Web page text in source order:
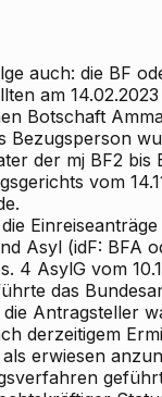
auch: die BF
am
Botschaft
Bezugsperson
der mj BF2
vom
Asyl (idF: BFA
4 AsylG vom
das
Antragsteller
derzeitigem
erwiesen